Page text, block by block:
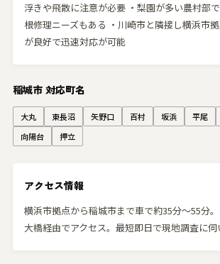
浮きや飛散に注意が必要 ・梨園が多い農村部
根修理ニーズもある ・川崎市と隣接し横浜市
が良好で迅速対応が可能
稲城市 対応町名
大丸 東長沼 矢野口 百村 坂浜 平尾
向陽台
押立
アクセス情報
横浜市拠点から稲城市まで車で約35分〜55分
大橋経由でアクセス。最短即日で現地調査に伺